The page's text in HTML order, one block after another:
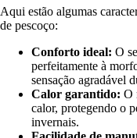
Aqui estão algumas
de pescoço:
Conforto ideal: O
perfeitamente à
sensação agradável
Calor garantido: O
calor, protegendo o
invernais.